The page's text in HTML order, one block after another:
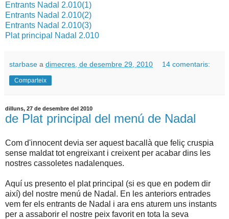
Entrants Nadal 2.010(1)
Entrants Nadal 2.010(2)
Entrants Nadal 2.010(3)
Plat principal Nadal 2.010
starbase a dimecres, de desembre 29, 2010 14 comentaris:
Comparteix
dilluns, 27 de desembre del 2010
de Plat principal del menú de Nadal
Com d'innocent devia ser aquest bacallà que feliç cruspia
sense maldat tot engreixant i creixent per acabar dins les
nostres cassoletes nadalenques.
Aquí us presento el plat principal (si es que en podem dir
així) del nostre menú de Nadal. En les anteriors entrades
vem fer els entrants de Nadal i ara ens aturem uns instants
per a assaborir el nostre peix favorit en tota la seva